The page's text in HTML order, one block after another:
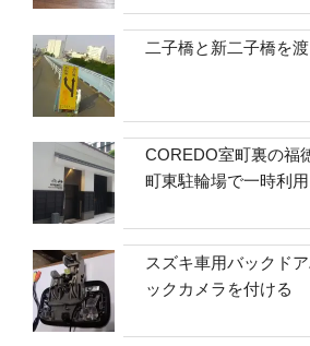
二子橋と新二子橋を
COREDO室町裏の福
町東駐輪場で一時利用
スズキ車用バックド
ックカメラを付ける